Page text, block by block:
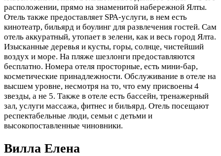
расположении, прямо на знаменитой набережной Ялты.
Отель также предоставляет SPA-услуги, в нем есть
кинотеатр, бильярд и боулинг для развлечения гостей. Сам
отель аккуратный, утопает в зелени, как и весь город Ялта.
Изысканные деревья и кусты, горы, солнце, чистейший
воздух и море. На пляже шезлонги предоставляются
бесплатно. Номера отеля просторные, есть мини-бар,
косметические принадлежности. Обслуживание в отеле на
высшем уровне, несмотря на то, что ему присвоены 4
звезды, а не 5. Также в отеле есть бассейн, тренажерный
зал, услуги массажа, фитнес и бильярд. Отель посещают
респектабельные люди, семьи с детьми и
высокопоставленные чиновники.
Вилла Елена